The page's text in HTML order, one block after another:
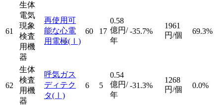
61
生体
電気
現象
検査
用機
器
再使用可
能な心電
用電極(Ⅰ)
60 17
0.58
億円/
年
-35.7%
1961
円/個
69.3%
62
生体
検査
用機
器
呼気ガス
ディテク
タ(Ⅰ)
6 5
0.54
億円/
年
-31.3%
1268
円/個
0.0%